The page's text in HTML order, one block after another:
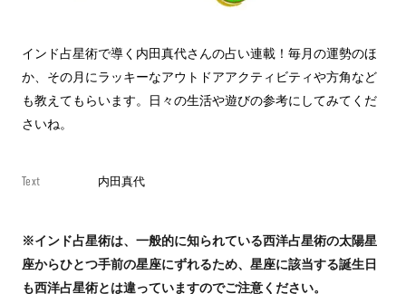
インド占星術で導く内田真代さんの占い連載！毎月の運勢のほ
か、その月にラッキーなアウトドアアクティビティや方角など
も教えてもらいます。日々の生活や遊びの参考にしてみてくだ
さいね。
Text 内田真代
※インド占星術は、一般的に知られている西洋占星術の太陽星
座からひとつ手前の星座にずれるため、星座に該当する誕生日
も西洋占星術とは違っていますのでご注意ください。